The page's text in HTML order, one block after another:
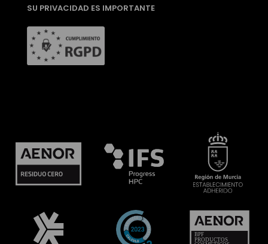
SU PRIVACIDAD ES IMPORTANTE